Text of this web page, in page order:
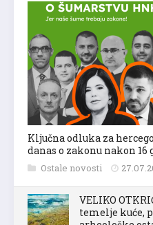
Ključna odluka za
danas o zakonu nakon
Ostale novosti
VELIKO
temelje kuće,